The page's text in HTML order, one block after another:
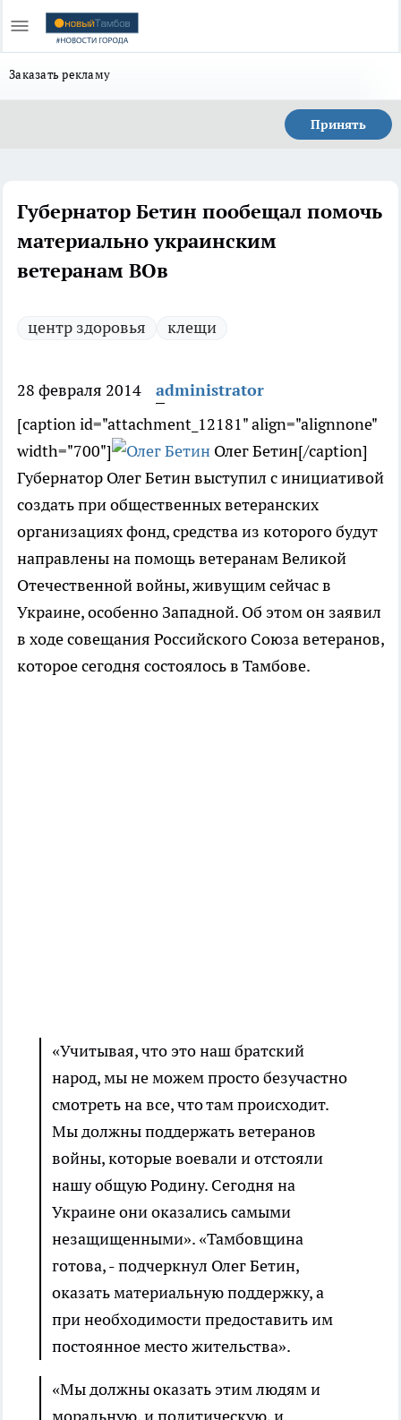
Заказать рекламу
Принять
Губернатор Бетин пообещал помочь
материально украинским
ветеранам ВОв
центр здоровья клещи
28 февраля 2014
administrator
[caption id="attachment_12181" align="alignnone"
width="700"]
Олег Бетин[/caption]
Губернатор Олег Бетин выступил с инициативой
создать при общественных ветеранских
организациях фонд, средства из которого будут
направлены на помощь ветеранам Великой
Отечественной войны, живущим сейчас в
Украине, особенно Западной. Об этом он заявил
в ходе совещания Российского Союза ветеранов,
которое сегодня состоялось в Тамбове.
«Учитывая, что это наш братский
народ, мы не можем просто безучастно
смотреть на все, что там происходит.
Мы должны поддержать ветеранов
войны, которые воевали и отстояли
нашу общую Родину. Сегодня на
Украине они оказались самыми
незащищенными». «Тамбовщина
готова, - подчеркнул Олег Бетин,
оказать материальную поддержку, а
при необходимости предоставить им
постоянное место жительства».
«Мы должны оказать этим людям и